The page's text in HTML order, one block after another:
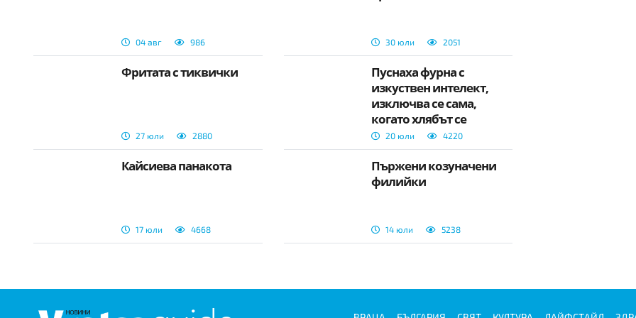
04 авг 986 30 юли 2051
Фритата с тиквички
27 юли 2880
Пуснаха фурна с
изкуствен интелект,
изключва се сама,
когато хлябът се
препече
20 юли 4220
Кайсиева панакота
17 юли 4668
Пържени козуначени
филийки
14 юли 5238